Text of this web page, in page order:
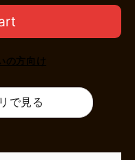
の方向け
で見る